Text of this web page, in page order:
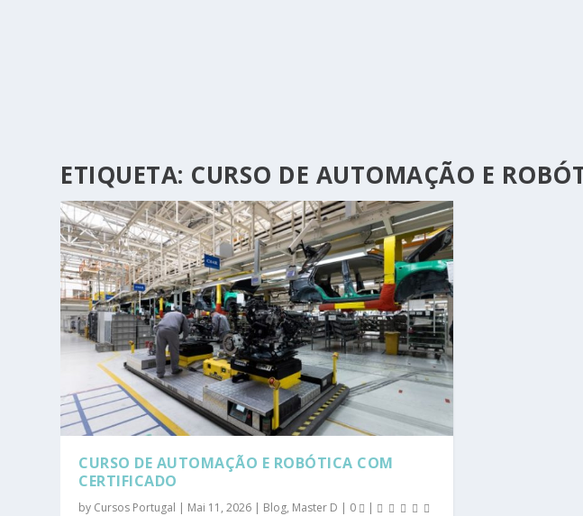
ETIQUETA: CURSO DE AUTOMAÇÃO E
CURSO DE AUTOMAÇÃO E ROBÓTICA COM
CERTIFICADO
by Cursos Portugal | Mai 11, 2026 | Blog, Master D | 0 |